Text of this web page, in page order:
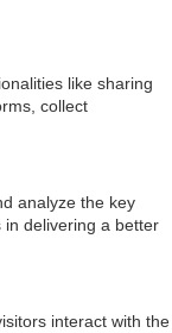
like sharing
collect
analyze the key
in delivering a better
interact with the